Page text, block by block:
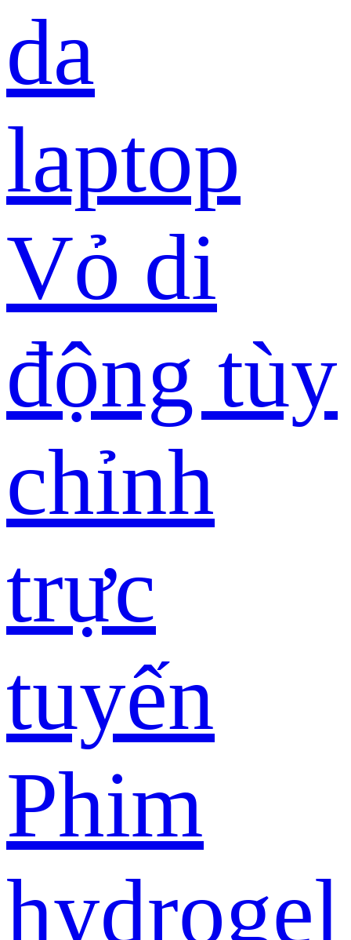
da
laptop
Vỏ di
động tùy
chỉnh
trực
tuyến
Phim
hydrogel